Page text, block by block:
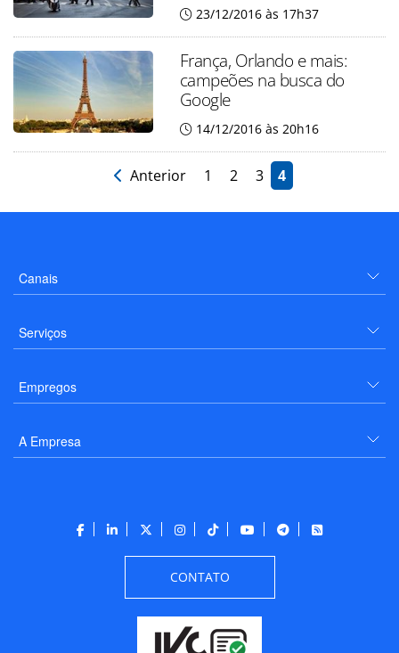
23/12/2016 às 17h37
França, Orlando e mais:
campeões na busca do
Google
14/12/2016 às 20h16
Anterior 1 2 3 4
Canais
Serviços
Empregos
A Empresa
CONTATO